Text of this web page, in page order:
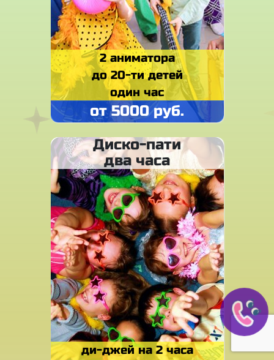
2 аниматора
до 20-ти детей
один час
от 5000 руб.
Диско-пати
два часа
ди-джей на 2 часа